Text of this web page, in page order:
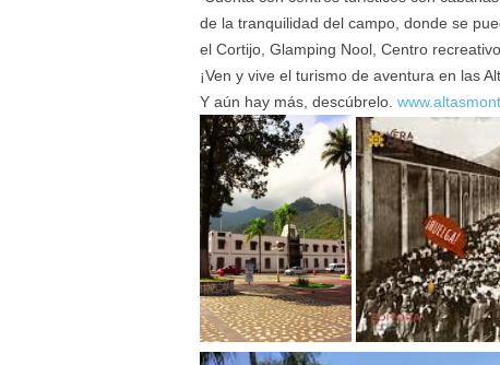
de la tranquilidad del campo, donde se
el Cortijo, Glamping Nool, Centro
¡Ven y vive el turismo de aventura en las
Y aún hay más, descúbrelo.